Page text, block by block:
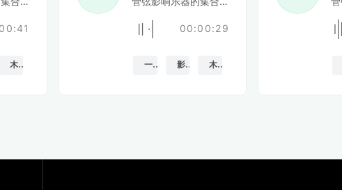
木头
00:00:29
一枪 影响 木头